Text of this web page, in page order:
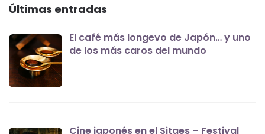
Últimas entradas
El café más longevo de Japón… y uno
de los más caros del mundo
Cine japonés en el Sitges – Festival